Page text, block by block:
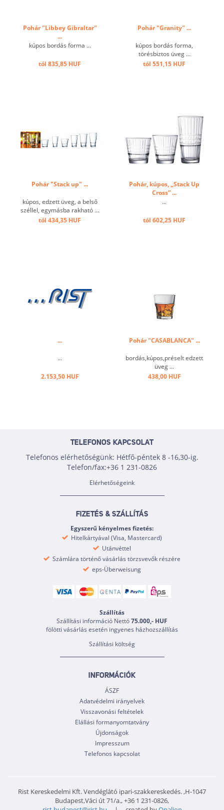
Pohár "Libbey Gibraltar"
...
kúpos bordás forma ...
tól 835,85 HUF
Pohár "Granity" ...
kúpos bordás forma,
törésbiztos üveg ...
tól 551,15 HUF
Pohár "Stack up" ...
kúpos, edzett üveg, a belső
széllel, egymásba rakható ...
tól 434,35 HUF
Pohár, kúpos, „Stack Up
Cross” ...
...
tól 602,25 HUF
...
...
2.153,50 HUF
Pohár "CASABLANCA" ...
bordás,kúpos,préselt edzett
üveg ...
438,00 HUF
TELEFONOS KAPCSOLAT
Telefonos elérhetőségünk: Hétfő-péntek 8 -16,30-ig.
Telefon/fax:+36 1 231-0826
Elérhetőségeink
FIZETÉS & SZÁLLÍTÁS
Egyszerű kényelmes fizetés:
Hitelkártyával (Visa, Mastercard)
Utánvéttel
Számlára történő vásárlás törzsvevők részére
eps-Überweisung
Szállítás
Szállítási információ Nettó75.000,- HUF
fölötti vásárlás esetén ingyenes házhozszállítás
Szállítási költség
INFORMÁCIÓK
ÁSZF
Adatvédelmi irányelvek
Visszavonási feltételek
Elállási formanyomtatvány
Újdonságok
Impresszum
Telefonos kapcsolat
Rist Kereskedelmi Kft. Vendéglátó ipari-szakkereskedés. ,H-1047
Budapest,Váci út 71/a., +36 1 231-0826,